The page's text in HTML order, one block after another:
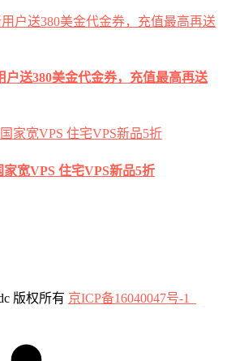
户送380美金代金券，充值最高再送
宽VPS 住宅VPS新品5折
版权所有 京ICP备16040047号-1